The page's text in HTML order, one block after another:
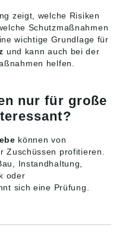
zeigt, welche Risiken
Schutzmaßnahmen
wichtige Grundlage für
und kann auch bei der
helfen.
nur für große
können von
Zuschüssen profitieren.
Instandhaltung,
oder
sich eine Prüfung.